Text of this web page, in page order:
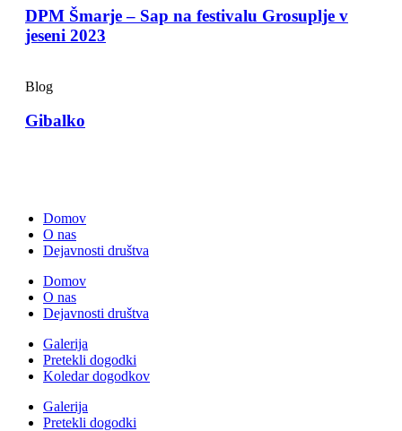
DPM Šmarje – Sap na festivalu Grosuplje v
jeseni 2023
Blog
Gibalko
Domov
O nas
Dejavnosti društva
Domov
O nas
Dejavnosti društva
Galerija
Pretekli dogodki
Koledar dogodkov
Galerija
Pretekli dogodki